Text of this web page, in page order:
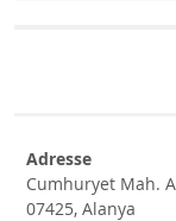
Adresse
Cumhuryet Mah.
07425, Alanya